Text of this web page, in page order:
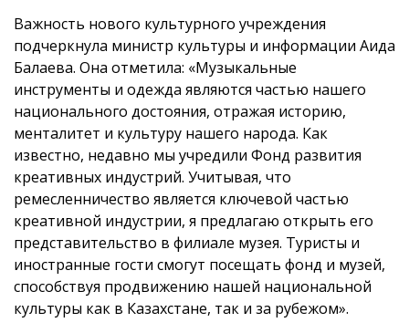
Важность нового культурного учреждения
подчеркнула министр культуры и информации Аида
Балаева. Она отметила: «Музыкальные
инструменты и одежда являются частью нашего
национального достояния, отражая историю,
менталитет и культуру нашего народа. Как
известно, недавно мы учредили Фонд развития
креативных индустрий. Учитывая, что
ремесленничество является ключевой частью
креативной индустрии, я предлагаю открыть его
представительство в филиале музея. Туристы и
иностранные гости смогут посещать фонд и музей,
способствуя продвижению нашей национальной
культуры как в Казахстане, так и за рубежом».